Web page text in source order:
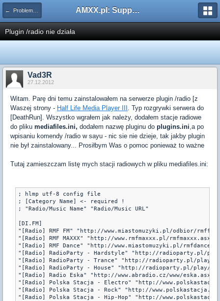
← Problemy z pluginami AMXX.pl: Support AMX Mod X i SourceMod
Plugin /radio nie działa
Vad3R
27.12.2012
Witam. Parę dni temu zainstalowałem na serwerze plugin /radio [z
Waszej strony - Half Life Media Player III . Typ rozgrywki serwera do
[DeathRun]. Wszystko wgrałem jak należy, dodałem stacje radiowe
do pliku mediafiles.ini, dodałem nazwę pluginu do plugins.ini,a po
wpisaniu komendy /radio w sayu - nic sie nie dzieje, tak jakby plugin
nie był zainstalowany... Prosiłbym Was o pomoc ponieważ to ważne
Tutaj zamieszczam listę mych stacji radiowych w pliku mediafiles.ini:
; hlmp utf-8 config file
; [Category Name] <- required !
; "Radio/Music Name" "Radio/Music URL"
[DI.FM]
"[Radio] RMF FM" "http://www.miastomuzyki.pl/odbior/
"[Radio] RMF MAXXX" "http://www.rmfmaxxx.pl/rmfmaxxx.asx"
"[Radio] RMF Dance" "http://www.miastomuzyki.pl/
"[Radio] RadioParty - Hardstyle" "http://radioparty.pl/
"[Radio] RadioParty - Trance" "http://radioparty.pl/play/
"[Radio] RadioParty - House" "http://radioparty.pl/play/
"[Radio] Radio Eska" "http://www.abradio.cz/www/eska.asx"
"[Radio] Polska Stacja - Electro" "http://
"[Radio] Polska Stacja - Rock" "http://
"[Radio] Polska Stacja - Hip-Hop" "http://